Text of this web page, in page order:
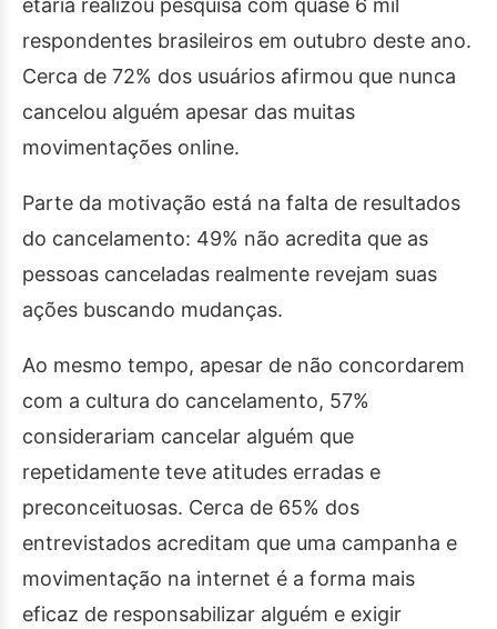
etária realizou pesquisa com quase 6 mil
respondentes brasileiros em outubro deste ano.
Cerca de 72% dos usuários afirmou que nunca
cancelou alguém apesar das muitas
movimentações online.
Parte da motivação está na falta de resultados
do cancelamento: 49% não acredita que as
pessoas canceladas realmente revejam suas
ações buscando mudanças.
Ao mesmo tempo, apesar de não concordarem
com a cultura do cancelamento, 57%
considerariam cancelar alguém que
repetidamente teve atitudes erradas e
preconceituosas. Cerca de 65% dos
entrevistados acreditam que uma campanha e
movimentação na internet é a forma mais
eficaz de responsabilizar alguém e exigir